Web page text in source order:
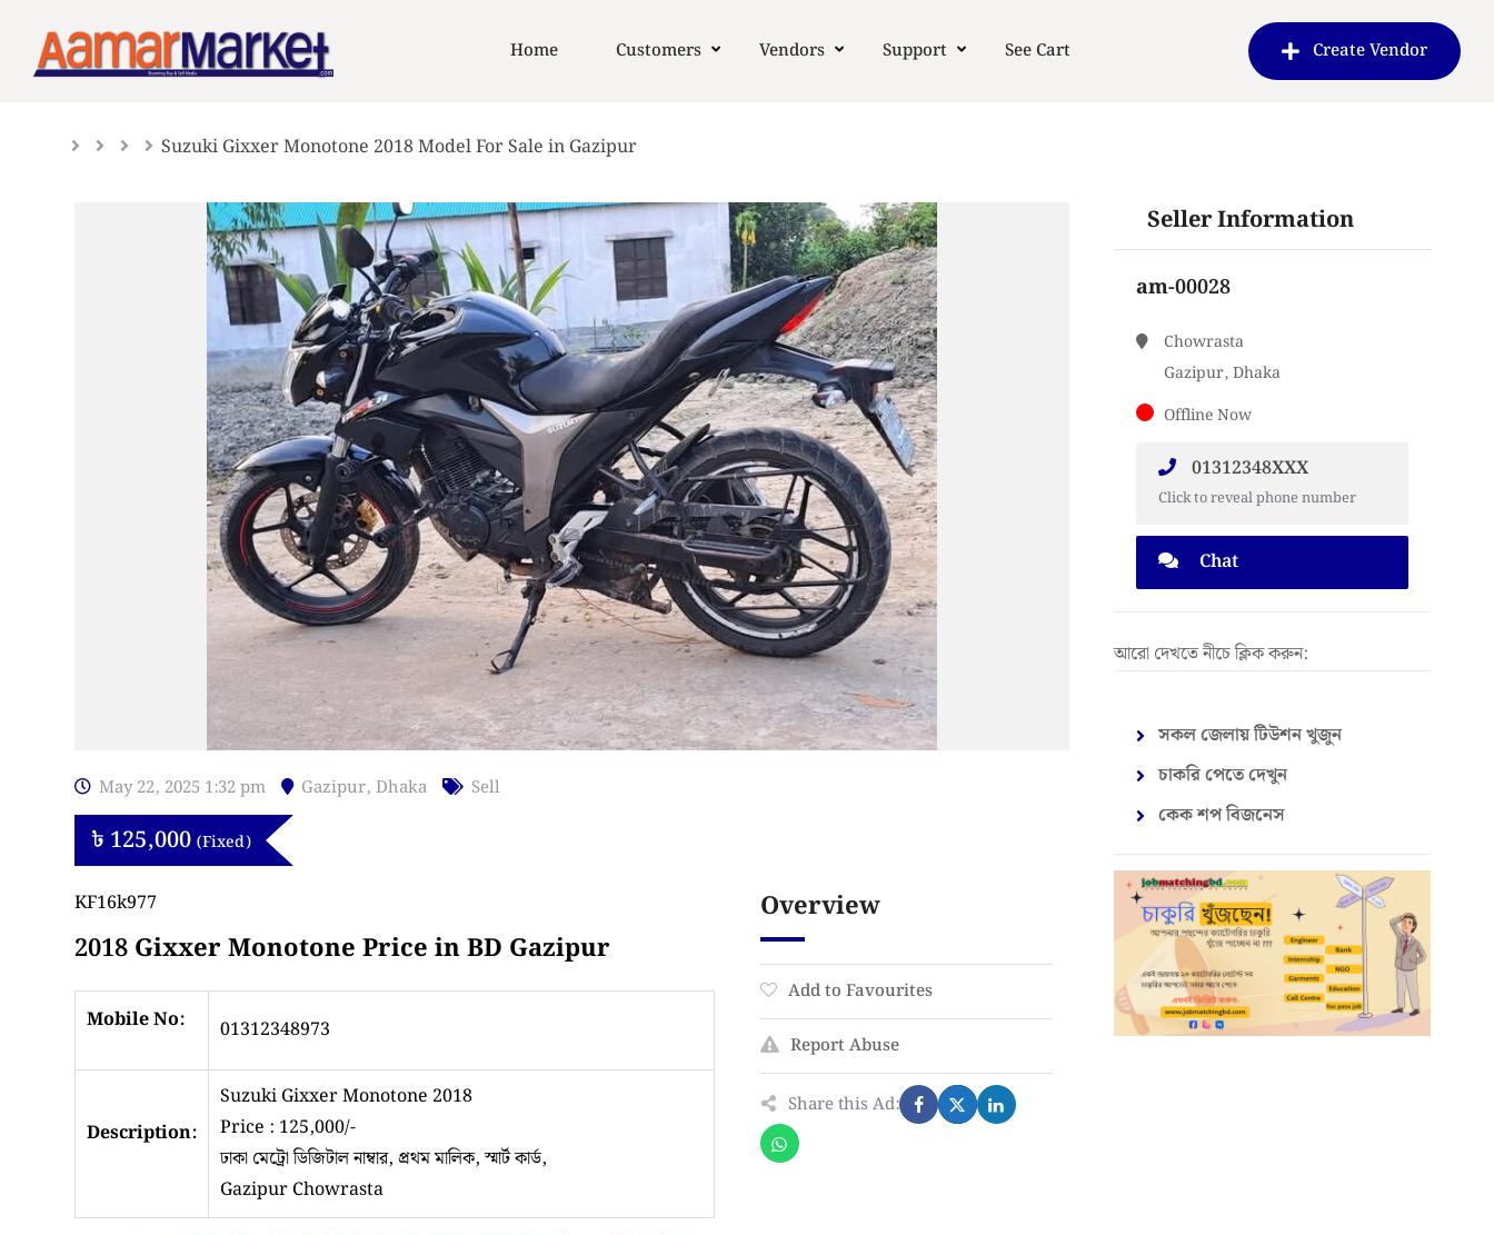
content
Home Customers Vendors Support See Cart Create Vendor
Suzuki Gixxer Monotone 2018 Model For Sale in Gazipur
May 22, 2025 1:32 pm Gazipur, Dhaka Sell
৳ 125,000 (Fixed)
KF16k977
2018 Gixxer Monotone Price in BD Gazipur
Mobile No: 01312348973
Description:
Suzuki Gixxer Monotone 2018
Price : 125,000/-
ঢাকা মেট্রো ডিজিটাল নাম্বার, প্রথম মালিক, স্মার্ট কার্ড,
Gazipur Chowrasta
Overview
Add to Favourites
Report Abuse
Share this Ad:
Seller Information
am-00028
Chowrasta
Gazipur, Dhaka
Offline Now
01312348XXX
Click to reveal phone number
Chat
আরো দেখতে নীচে ক্লিক করুন:
সকল জেলায় টিউশন খুজুন
চাকরি পেতে দেখুন
কেক শপ বিজনেস